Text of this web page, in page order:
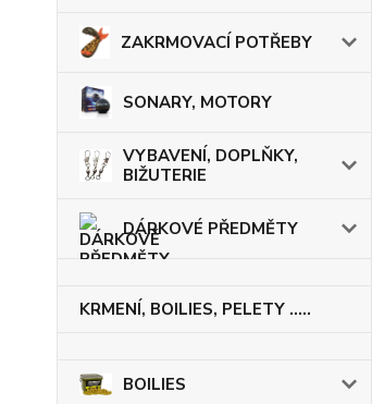
ZAKRMOVACÍ POTŘEBY
SONARY, MOTORY
VYBAVENÍ, DOPLŇKY,
BIŽUTERIE
DÁRKOVÉ PŘEDMĚTY
KRMENÍ, BOILIES, PELETY .....
BOILIES